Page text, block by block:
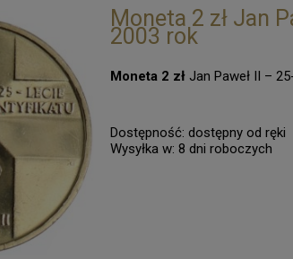
Moneta 2 zł Jan
2003 rok
Moneta 2 złJan Paweł II –
Dostępność: dostępny od ręki
Wysyłka w: 8 dni roboczych